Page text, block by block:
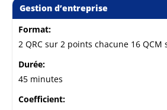
Gestion d’entreprise
Format:
2 QRC sur 2 points chacune 16
Durée:
45 minutes
Coefficient: